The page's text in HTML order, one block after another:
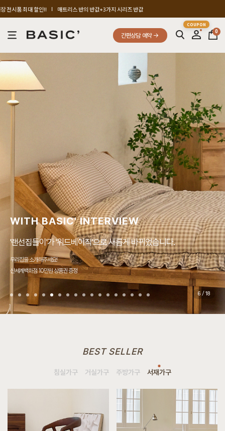
가지 시리즈 반값 cut-off sale up to 80%
간편상담 예약
0
SBS 방송출연 기념 할인 이벤트
쿠폰 2종 자동발급, 전제품 10% 할인 자동 적용
회원가입/로그인 후 최대 혜택으로 만나는 베이직가구
2026. 8. 6 ~ 8. 12
FREE A/S SERVICE
국내최초 무상 A/S 서비스 이벤트!
가구업체 최초 5·20 보증관리 시스템
2026. 8. 1 ~ 8. 31
매장 전시품 최대 할인 이벤트
매트리스 반의 반값+3가지 시리즈 반값
직접 보고, 만져보고, 앉아보고 구매하세요 (일부품목 제외)
2026. 8. 1 ~ 8. 31
FREE A/S SERVICE
국내최초 무상 A/S 서비스 이벤트!
가구업체 최초 5·20 보증관리 시스템
2026. 8. 1 ~ 8. 31
SBS 방송출연 기념 할인 이벤트
쿠폰 2종 자동발급, 전제품 10% 할인 자동 적용
회원가입/로그인 후 최대 혜택으로 만나는 베이직가구
2026. 8. 6 ~ 8. 12
WITH BASIC' INTERVIEW
'랜선집들이'가 '위드베이직'으로 새롭게 바뀌었습니다.
우리집을 소개해주세요!
신세계백화점 10만원 상품권 증정
SBS 방송출연 기념 할인 이벤트
쿠폰 2종 자동발급, 전제품 10% 할인 자동 적용
회원가입/로그인 후 최대 혜택으로 만나는 베이직가구
2026. 8. 6 ~ 8. 12
ACTUAL MEASUREMENT SERVICE
우리 집에 꼭 맞는 원목가구, 실측 서비스 OPEN!
전세계 어디든, 전국 어디든,
생산자 대표가 직접 방문합니다.
SBS 방송출연 기념 할인 이벤트
쿠폰 2종 자동발급, 전제품 10% 할인 자동 적용
회원가입/로그인 후 최대 혜택으로 만나는 베이직가구
2026. 8. 6 ~ 8. 12
CUT-OFF ~80%
4,000평대 초대형 규모 사옥
S급 전시품 5,000여가지 최대할인
2026. 8. 6 ~ 8. 12
SBS 방송출연 기념 할인 이벤트
쿠폰 2종 자동발급, 전제품 10% 할인 자동 적용
회원가입/로그인 후 최대 혜택으로 만나는 베이직가구
2026. 8. 6 ~ 8. 12
BASIC IN JEJU
제주에서도 베이직가구!
마음을 담아 전하는 제주 배송비 50% 할인 이벤트
2026. 8. 1 ~ 8. 31
SBS 방송출연 기념 할인 이벤트
쿠폰 2종 자동발급, 전제품 10% 할인 자동 적용
회원가입/로그인 후 최대 혜택으로 만나는 베이직가구
2026. 8. 6 ~ 8. 12
PROVE A QUALITY
품질을 증명하다.
오랜시간 함께할 원목가구를 찾고 계시는 분들께.
베이직가구를 이용해야 할 다섯가지 이유!
PROVE A DESIGN
디자인을 증명하다.
당신의 소중한 일상을 함께할 원목가구
베이직가구의 디자인 컬렉션을 소개합니다.
“압구정 최고의 만족도를 위한 전용원목가구”
전용원목가구라는 달콤한 단어.
오직 베이직에서만 누릴 수 있는 사치입니다.
“원목가구의 역사를 씁니다.”
Since1995, 2대를 이어 온 원목가구의 헤리티지 베이직가구.
한세기를 넘어 지금까지 대한민국 원목가구의 역사를 써나가고 있습니다.
“손에 닿는 모든 것의 최고의 디자인”
튀지 않는다. 우아하게 어울린다. 매일매일 행복이 쌓인다.
원목이 주는 안락하고 따뜻한 이미지가 너무 좋은 것 같아요.
7/18
BEST SELLER
침실가구 거실가구 주방가구 서재가구